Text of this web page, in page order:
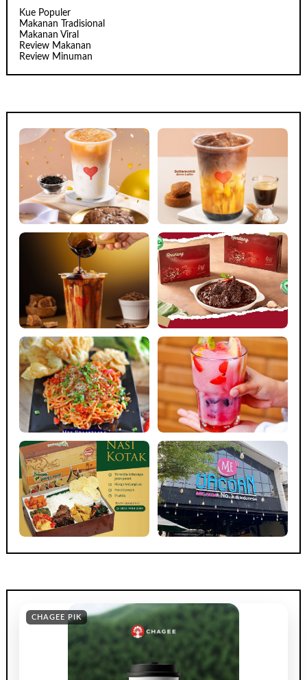
Kue Populer
Makanan Tradisional
Makanan Viral
Review Makanan
Review Minuman
CHAGEE PIK